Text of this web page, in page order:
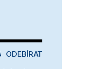
ODEBÍRAT